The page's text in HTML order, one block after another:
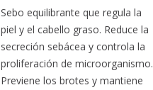
Sebo equilibrante que regula la
piel y el cabello graso. Reduce la
secreción sebácea y controla la
proliferación de microorganismo.
Previene los brotes y mantiene